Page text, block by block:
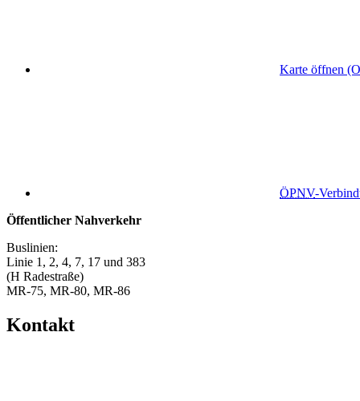
Karte öffnen
ÖPNV-
Öffentlicher Nahverkehr
Buslinien:
Linie 1, 2, 4, 7, 17 und 383
(H Radestraße)
MR-75, MR-80, MR-86
Kontakt